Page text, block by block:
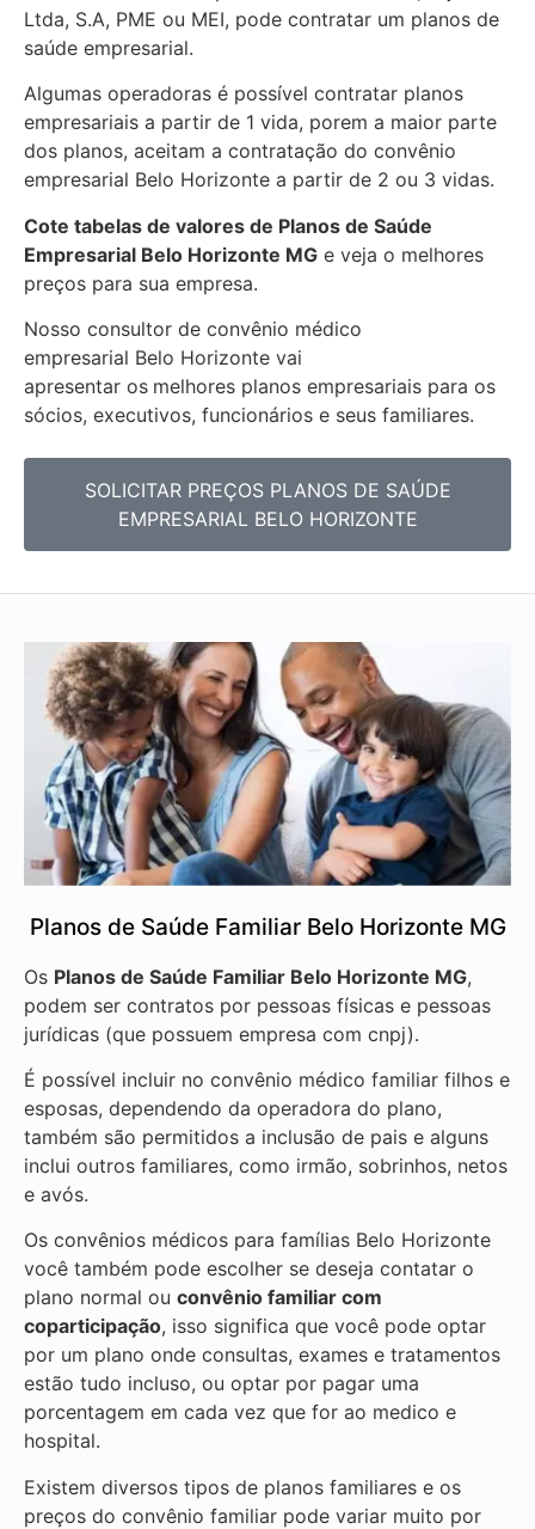
Ltda, S.A, PME ou MEI, pode contratar um planos de
saúde empresarial.
Algumas operadoras é possível contratar planos
empresariais a partir de 1 vida, porem a maior parte
dos planos, aceitam a contratação do convênio
empresarial Belo Horizonte a partir de 2 ou 3 vidas.
Cote tabelas de valores de Planos de Saúde
Empresarial Belo Horizonte MG e veja o melhores
preços para sua empresa.
Nosso consultor de convênio médico
empresarial Belo Horizonte vai
apresentar os melhores planos empresariais para os
sócios, executivos, funcionários e seus familiares.
SOLICITAR PREÇOS PLANOS DE SAÚDE
EMPRESARIAL BELO HORIZONTE
Planos de Saúde Familiar Belo Horizonte MG
Os Planos de Saúde Familiar Belo Horizonte MG,
podem ser contratos por pessoas físicas e pessoas
jurídicas (que possuem empresa com cnpj).
É possível incluir no convênio médico familiar filhos e
esposas, dependendo da operadora do plano,
também são permitidos a inclusão de pais e alguns
inclui outros familiares, como irmão, sobrinhos, netos
e avós.
Os convênios médicos para famílias Belo Horizonte
você também pode escolher se deseja contatar o
plano normal ou convênio familiar com
coparticipação, isso significa que você pode optar
por um plano onde consultas, exames e tratamentos
estão tudo incluso, ou optar por pagar uma
porcentagem em cada vez que for ao medico e
hospital.
Existem diversos tipos de planos familiares e os
preços do convênio familiar pode variar muito por